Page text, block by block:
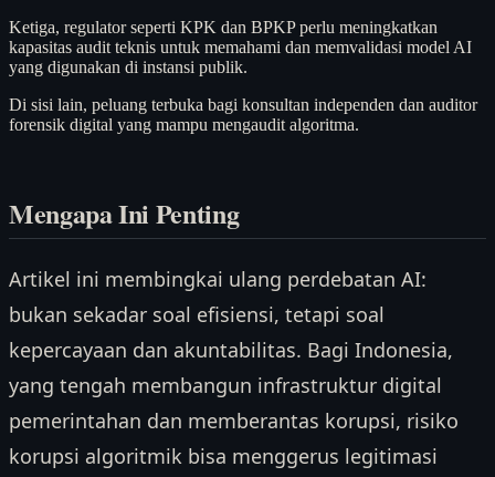
Ketiga, regulator seperti KPK dan BPKP perlu meningkatkan
kapasitas audit teknis untuk memahami dan memvalidasi model AI
yang digunakan di instansi publik.
Di sisi lain, peluang terbuka bagi konsultan independen dan auditor
forensik digital yang mampu mengaudit algoritma.
Mengapa Ini Penting
Artikel ini membingkai ulang perdebatan AI:
bukan sekadar soal efisiensi, tetapi soal
kepercayaan dan akuntabilitas. Bagi Indonesia,
yang tengah membangun infrastruktur digital
pemerintahan dan memberantas korupsi, risiko
korupsi algoritmik bisa menggerus legitimasi